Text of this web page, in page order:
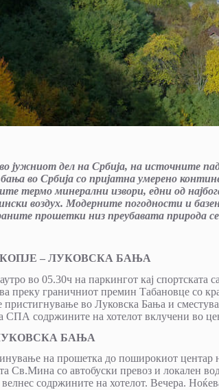
јужниот дел на Србија, на источните
во Србија со пријатна умерено
термо минерални извори, едни од
воздух. Модерните погодности и
прошетки низ преубавата природа
СКОПЈЕ – ЛУКОВСКА БАЊА
во 05.30ч на паркингот кај спортската
преку граничниот премин Табановце со
во Луковска Бања и
СПА содржините на хотелот вклучени во
ЛУКОВСКА БАЊА
на прошетка до поширокиот
Св.Мина со автобуски превоз и локален
содржините на хотелот. Вечера.